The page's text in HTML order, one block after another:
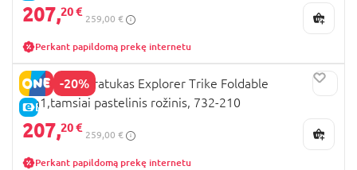
207,20 €
259,00 €
Perkant papildomą prekę internetu
-20%
E-KAINA
GLOBBER triratukas Explorer Trike Foldable
4in1,tamsiai pastelinis rožinis, 732-210
207,20 €
259,00 €
Perkant papildomą prekę internetu